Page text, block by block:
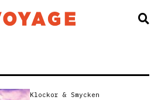
Klockor & Smycken